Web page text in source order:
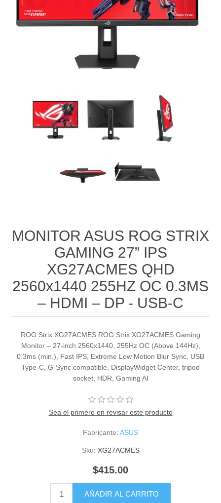
MONITOR ASUS ROG STRIX
GAMING 27” IPS
XG27ACMES QHD
2560x1440 255HZ OC 0.3MS
– HDMI – DP - USB-C
ROG Strix XG27ACMES ROG Strix XG27ACMES Gaming
Monitor – 27-inch 2560x1440, 255Hz OC (Above 144Hz),
0.3ms (min.), Fast IPS, Extreme Low Motion Blur Sync, USB
Type-C, G-Sync compatible, DisplayWidget Center, tripod
socket, HDR, Gaming AI
Sea el primero en revisar este producto
Fabricante: ASUS
Sku: XG27ACMES
$415.00
AÑADIR AL CARRITO